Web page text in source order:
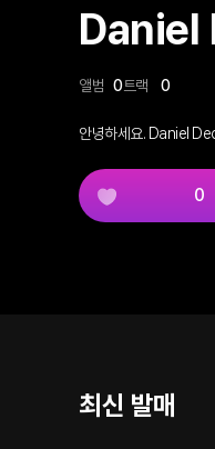
Daniel
앨범 0트랙 0
안녕하세요. Daniel
0
최신 발매